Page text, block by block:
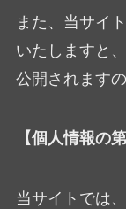
また、当サイ
いたしますと
公開されます
【個人情報の
当サイトでは